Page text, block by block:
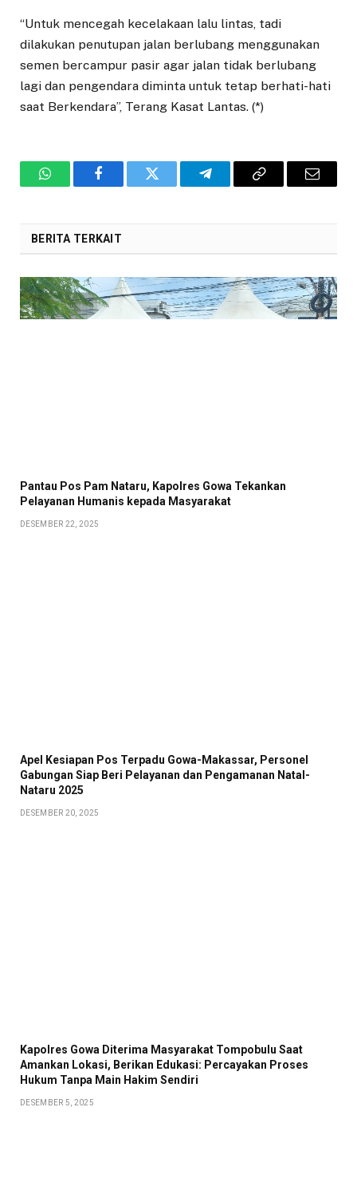
“Untuk mencegah kecelakaan lalu lintas, tadi
dilakukan penutupan jalan berlubang menggunakan
semen bercampur pasir agar jalan tidak berlubang
lagi dan pengendara diminta untuk tetap berhati-hati
saat Berkendara”, Terang Kasat Lantas. (*)
WhatsAppFacebookTwitter TelegramCopy
Email
BERITA TERKAIT
Pantau Pos Pam Nataru, Kapolres Gowa Tekankan
Pelayanan Humanis kepada Masyarakat
DESEMBER 22, 2025
Apel Kesiapan Pos Terpadu Gowa-Makassar, Personel
Gabungan Siap Beri Pelayanan dan Pengamanan Natal-
Nataru 2025
DESEMBER 20, 2025
Kapolres Gowa Diterima Masyarakat Tompobulu Saat
Amankan Lokasi, Berikan Edukasi: Percayakan Proses
Hukum Tanpa Main Hakim Sendiri
DESEMBER 5, 2025